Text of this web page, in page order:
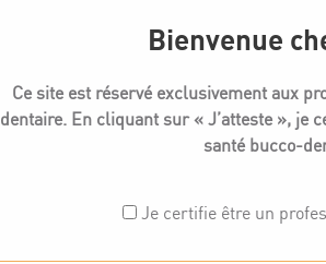
Bienvenue
Ce site est réservé exclusivement aux
dentaire. En cliquant sur « J’atteste », je
santé bucco-
Je certifie être un